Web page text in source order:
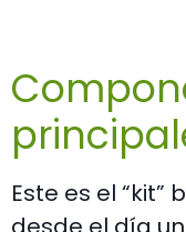
Este es el “kit”